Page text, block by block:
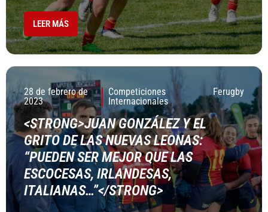
LEER MÁS
28 de febrero de
2023
Competiciones
Internacionales
Ferugby
<STRONG>JUAN GONZÁLEZ Y EL
GRITO DE LAS NUEVAS LEONAS:
“PUEDEN SER MEJOR QUE LAS
ESCOCESAS, IRLANDESAS,
ITALIANAS…”</STRONG>